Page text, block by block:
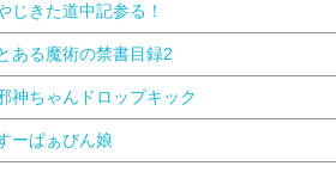
じきた道中記参る！
ある魔術の禁書目録2
神ちゃんドロップキック
ーぱぁびん娘